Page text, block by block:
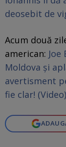
deosebit de
Acum două
american:
Moldova și
avertisment
fie clar! (Video)